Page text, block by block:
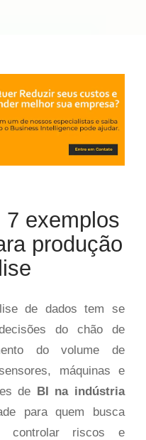
7 exemplos
produção
de dados tem se
do chão de
do volume de
máquinas e
de BI na indústria
para quem busca
controlar riscos e